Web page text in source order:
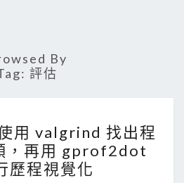
By
評估
L
i
n
用 valgrind 找出程
，再用 gprof2dot
歷程視覺化